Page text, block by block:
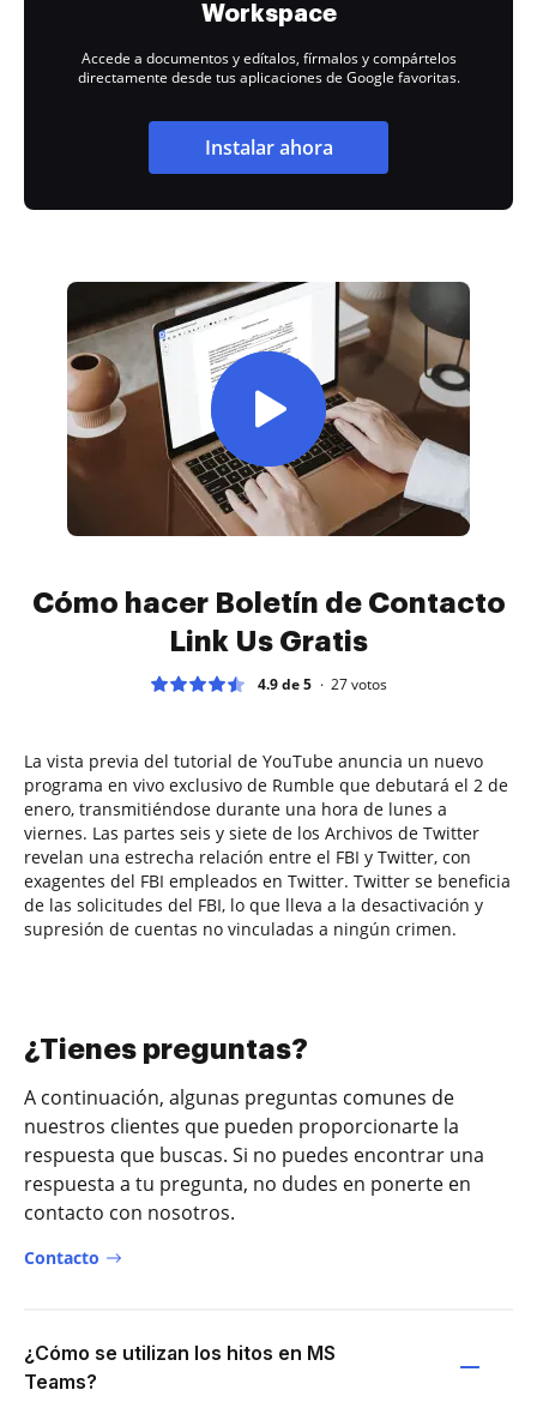
Workspace
Accede a documentos y edítalos, fírmalos y compártelos
directamente desde tus aplicaciones de Google favoritas.
Instalar ahora
Cómo hacer Boletín de Contacto
Link Us Gratis
4.9 de 5 27votos
La vista previa del tutorial de YouTube anuncia un nuevo
programa en vivo exclusivo de Rumble que debutará el 2 de
enero, transmitiéndose durante una hora de lunes a
viernes. Las partes seis y siete de los Archivos de Twitter
revelan una estrecha relación entre el FBI y Twitter, con
exagentes del FBI empleados en Twitter. Twitter se beneficia
de las solicitudes del FBI, lo que lleva a la desactivación y
supresión de cuentas no vinculadas a ningún crimen.
¿Tienes preguntas?
A continuación, algunas preguntas comunes de
nuestros clientes que pueden proporcionarte la
respuesta que buscas. Si no puedes encontrar una
respuesta a tu pregunta, no dudes en ponerte en
contacto con nosotros.
Contacto
¿Cómo se utilizan los hitos en MS
Teams?